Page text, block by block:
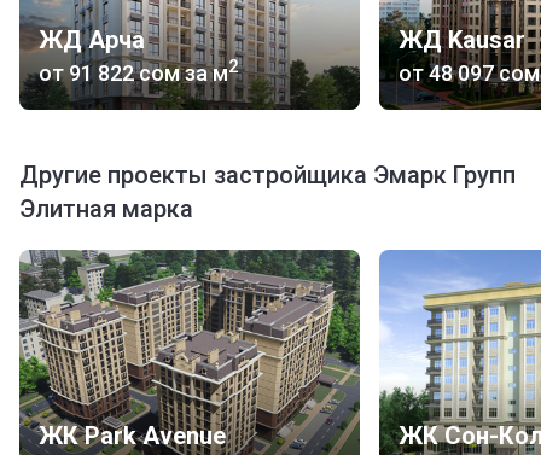
ЖД Арча
от‍91 822 сомза м2
ЖД Kausar
от‍48 097 сом
Другие проекты застройщика Эмарк Групп
Элитная марка
ЖК Park Avenue ЖК Сон-